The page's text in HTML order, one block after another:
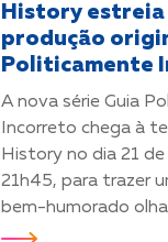
History estreia
produção
Politicamente
A nova série Guia
Incorreto chega à
History no dia 21
21h45, para trazer
bem-humorado